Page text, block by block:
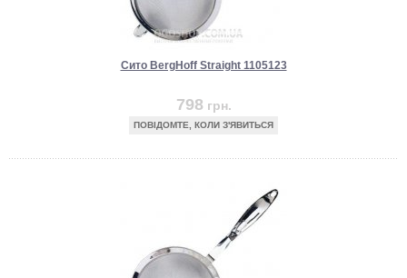
Сито BergHoff Straight 1105123
798 грн.
ПОВІДОМТЕ, КОЛИ З'ЯВИТЬСЯ